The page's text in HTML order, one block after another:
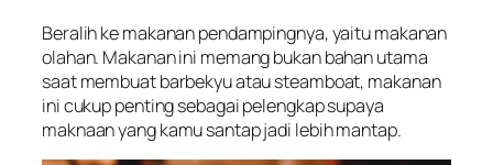
Beralih ke makanan pendampingnya, yaitu makanan
olahan. Makanan ini memang bukan bahan utama
saat membuat barbekyu atau steamboat, makanan
ini cukup penting sebagai pelengkap supaya
maknaan yang kamu santap jadi lebih mantap.